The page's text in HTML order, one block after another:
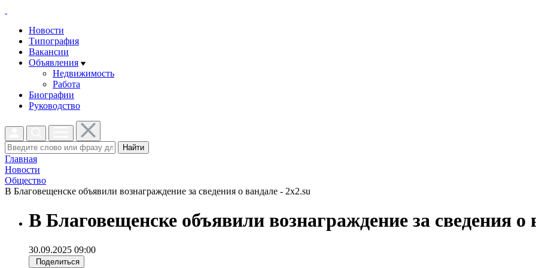
Новости
Типография
Вакансии
Объявления
Недвижимость
Работа
Биографии
Руководство
Найти
Главная
Новости
Общество
В Благовещенске объявили вознаграждение за сведения о вандале - 2x2.su
В Благовещенске объявили вознаграждение за сведения о
30.09.2025 09:00
Поделиться